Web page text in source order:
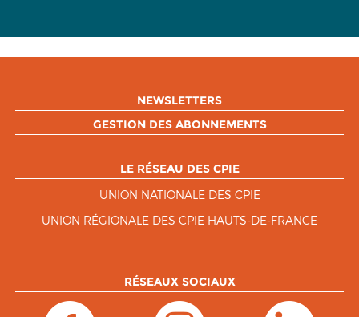
NEWSLETTERS
GESTION DES ABONNEMENTS
LE RÉSEAU DES CPIE
UNION NATIONALE DES CPIE
UNION RÉGIONALE DES CPIE HAUTS-DE-FRANCE
RÉSEAUX SOCIAUX